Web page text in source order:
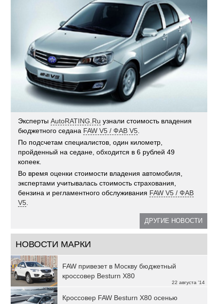
ЭкспертыAutoRATING.Ru узнали стоимость владения
бюджетного седана FAW V5 / ФАВ V5
По подсчетам специалистов, один километр,
пройденный на седане, обходится в 6 рублей 49
копеек.
Во время оценки стоимости владения автомобиля,
экспертами учитывалась стоимость страхования,
бензина и регламентного обслуживания FAW V5 / ФАВ
V5
ДРУГИЕ НОВОСТИ
НОВОСТИ МАРКИ
22 августа '14
FAW привезет в Москву бюджетный
кроссовер Besturn X80
Кроссовер FAW Besturn X80 осенью